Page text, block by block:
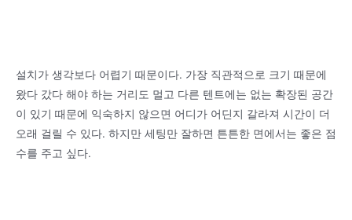
설치가 생각보다 어렵기 때문이다. 가장 직관적으로 크기 때문에
왔다 갔다 해야 하는 거리도 멀고 다른 텐트에는 없는 확장된 공간
이 있기 때문에 익숙하지 않으면 어디가 어딘지 갈라져 시간이 더
오래 걸릴 수 있다. 하지만 세팅만 잘하면 튼튼한 면에서는 좋은 점
수를 주고 싶다.